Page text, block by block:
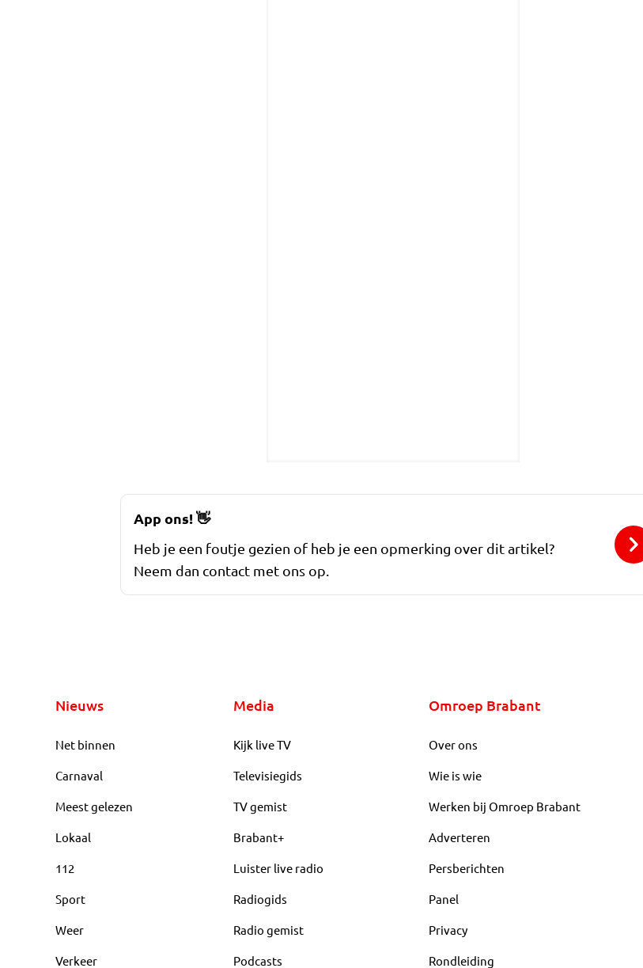
App ons!👋
Heb je een foutje gezien of heb je een opmerking over dit artikel?
Neem dan contact met ons op.
Nieuws
Net binnen
Carnaval
Meest gelezen
Lokaal
112
Sport
Weer
Verkeer
Media
Kijk live TV
Televisiegids
TV gemist
Brabant+
Luister live radio
Radiogids
Radio gemist
Podcasts
Omroep Brabant
Over ons
Wie is wie
Werken bij Omroep Brabant
Adverteren
Persberichten
Panel
Privacy
Rondleiding